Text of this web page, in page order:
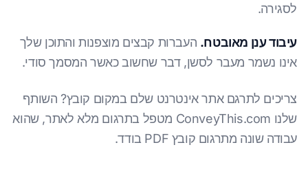
לסגירה.
עיבוד ענן מאובטח. העברות קבצים מוצפנות והתוכן שלך
אינו נשמר מעבר לסשן, דבר שחשוב כאשר המסמך סודי.
צריכים לתרגם אתר אינטרנט שלם במקום קובץ? השותף
שלנו ConveyThis.com מטפל בתרגום מלא לאתר, שהוא
עבודה שונה מתרגום קובץ PDF בודד.